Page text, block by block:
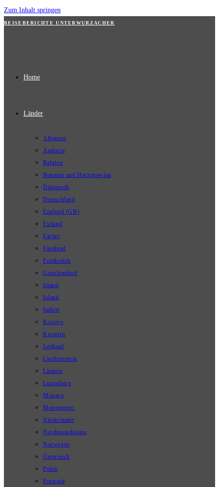
Zum Inhalt springen
REISEBERICHTE UNTERWURZACHER
Home
Länder
Albanien
Andorra
Belgien
Bosnien und Herzegowina
Dänemark
Deutschland
England (GB)
Estland
Färöer
Finnland
Frankreich
Griechenland
Irland
Island
Italien
Kosovo
Kroatien
Lettland
Liechtenstein
Litauen
Luxenburg
Monaco
Montenegro
Niederlande
Nordmazedonien
Norwegen
Österreich
Polen
Portugal